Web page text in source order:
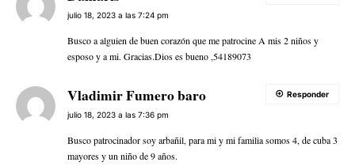
julio 18, 2023 a las 7:24 pm
Busco a alguien de buen corazón que me patrocine A mis 2 niños y
esposo y a mi. Gracias.Dios es bueno ,54189073
Vladimir Fumero baro
julio 18, 2023 a las 7:36 pm
Busco patrocinador soy arbañil, para mi y mi familia somos 4, de cuba 3
mayores y un niño de 9 años.
Responder